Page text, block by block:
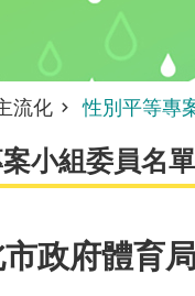
流化 性別平等專
小組委員名單
政府體育